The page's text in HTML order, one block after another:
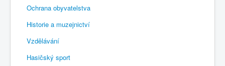
Ochrana obyvatelstva
Historie a muzejnictví
Vzdělávání
Hasičský sport